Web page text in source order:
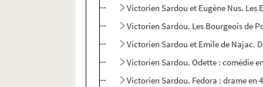
Victorien Sardou et Eugène Nus. Les
Victorien Sardou. Les Bourgeois de
Victorien Sardou et Emile de Najac.
Victorien Sardou. Odette : comédie
Victorien Sardou. Fedora : drame en